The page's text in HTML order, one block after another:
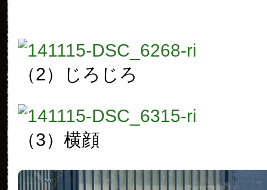
（2）じろじろ
（3）横顔